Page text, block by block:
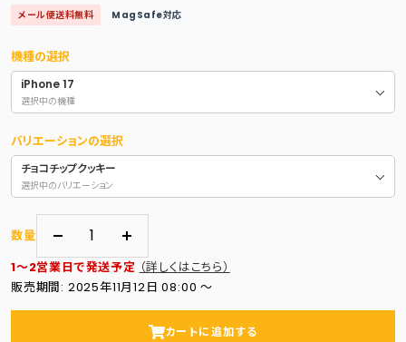
格
メール便送料無料 MagSafe対応
機種の選択
iPhone 17
選択中の機種
バリエーションの選択
チョコチップクッキー
選択中のバリエーション
数量
量
を
数
量
を
1～2営業日で発送予定 （詳しくはこちら）
販売期間: 2025年11月12日 08:00 〜
カートに追加する